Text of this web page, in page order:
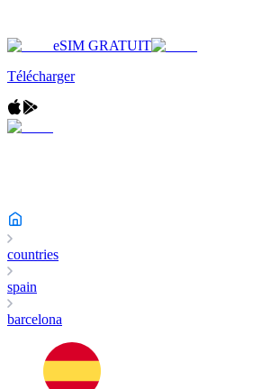
eSIM GRATUIT
Télécharger
countries
spain
barcelona